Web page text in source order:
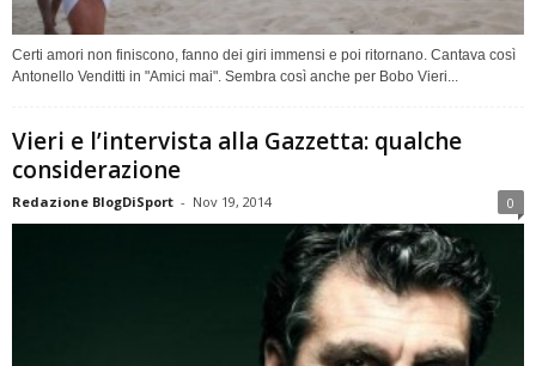
Certi amori non finiscono, fanno dei giri immensi e poi ritornano. Cantava così
Antonello Venditti in "Amici mai". Sembra così anche per Bobo Vieri...
Vieri e l’intervista alla Gazzetta: qualche
considerazione
Redazione BlogDiSport - Nov 19, 2014 0